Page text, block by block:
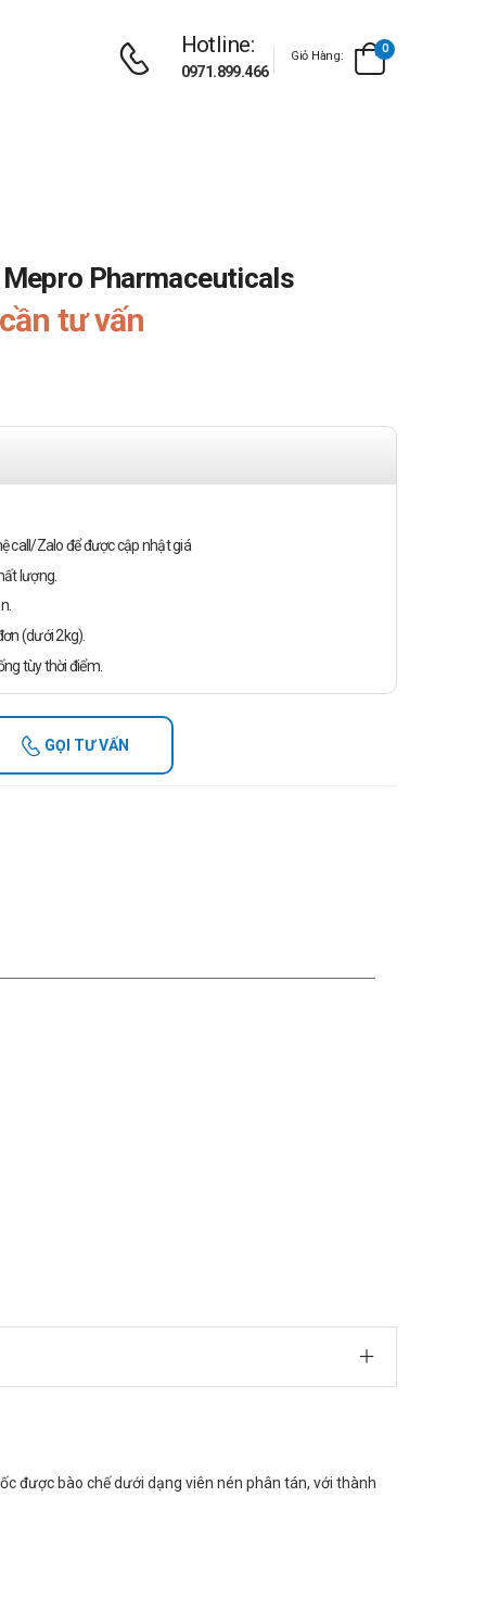
Hotline:
0971.899.466
Giỏ Hàng:
0
Pharmaceuticals
tư vấn
call/Zalo để được cập nhật giá
lượng.
(dưới 2kg).
tùy thời điểm.
GỌI TƯ VẤN
được bào chế dưới dạng viên nén phân tán, với thành